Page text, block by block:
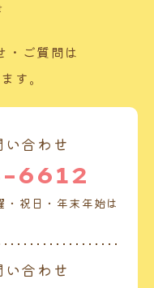
・ご質問は
す。
合わせ
6612
祝日・年末年始は
合わせ